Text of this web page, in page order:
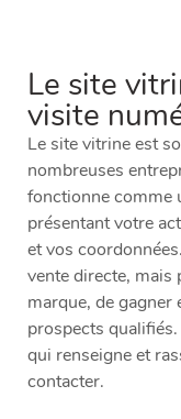
Le site
visite
Le site vitrine est
nombreuses
fonctionne comme
présentant votre
et vos
vente directe, mais
marque, de gagner
prospects
qui renseigne et
contacter.